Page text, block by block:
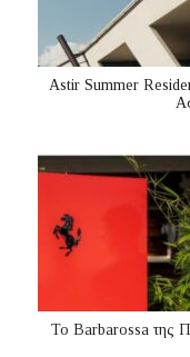
Astir Summer
Το Barbarossa της